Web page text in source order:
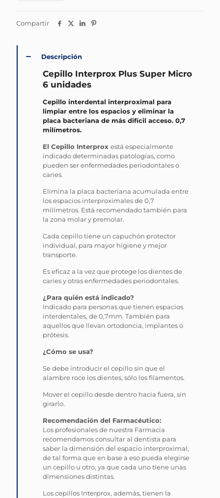
Compartir
Descripción
Cepillo Interprox Plus Super Micro
6 unidades
Cepillo interdental interproximal para
limpiar entre los espacios y eliminar la
placa bacteriana de más difícil acceso. 0,7
milímetros.
El Cepillo Interproxestá especialmente
indicado determinadas patologías, como
pueden ser enfermedades periodontales o
caries.
Elimina la placa bacteriana acumulada entre
los espacios interproximales de 0,7
milímetros. Está recomendado también para
la zona molar y premolar.
Cada cepillo tiene un capuchón protector
individual, para mayor higiene y mejor
transporte.
Es eficaz a la vez que protege los dientes de
caries y otras enfermedades periodontales.
¿Para quién está indicado?
Indicado para personas que tienen espacios
interdentales, de 0,7mm. También para
aquellos que llevan ortodoncia, implantes o
prótesis.
¿Cómo se usa?
Se debe introducir el cepillo sin que el
alambre roce los dientes, sólo los filamentos.
Mover el cepillo desde dentro hacia fuera, sin
girarlo.
Recomendación del Farmacéutico:
Los profesionales de nuestra Farmacia
recomendamos consultar al dentista para
saber la dimensión del espacio interproximal,
de tal forma que en base a eso pueda elegirse
un cepillo u otro, ya que cada uno tiene unas
dimensiones distintas.
Los cepillos Interprox, además, tienen la